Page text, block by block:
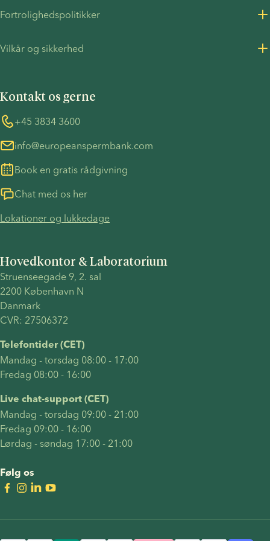
bygge en
der føles
egen. Her
får du en
liste over
forskellige
for
lesbiske
en
hvordan
hver
behandling
fungerer.
Du vil
finde svar
på ofte
stillede
spørgsmål
som "kan
to kvinder
få et
biologisk
"hvor
meget
Hovedkontor & Laboratorium
Struenseegade 9, 2. sal
2200 København N
Danmark
CVR: 27506372
Telefontider (CET)
Mandag - torsdag 08:00 - 17:00
Fredag 08:00 - 16:00
Live chat-support (CET)
Mandag - torsdag 09:00 - 21:00
Fredag 09:00 - 16:00
Lørdag - søndag 17:00 - 21:00
Følg os
Kontakt os gerne
+45 3834 3600
info@europeanspermbank.com
Book en gratis rådgivning
Chat med os her
Lokationer og lukkedage
Pressemeddelelser
Information vedrørende TP53-sagen
Fortrolighedspolitikker
Vilkår og sikkerhed
COVID-19 forholdsregler
Whistleblower